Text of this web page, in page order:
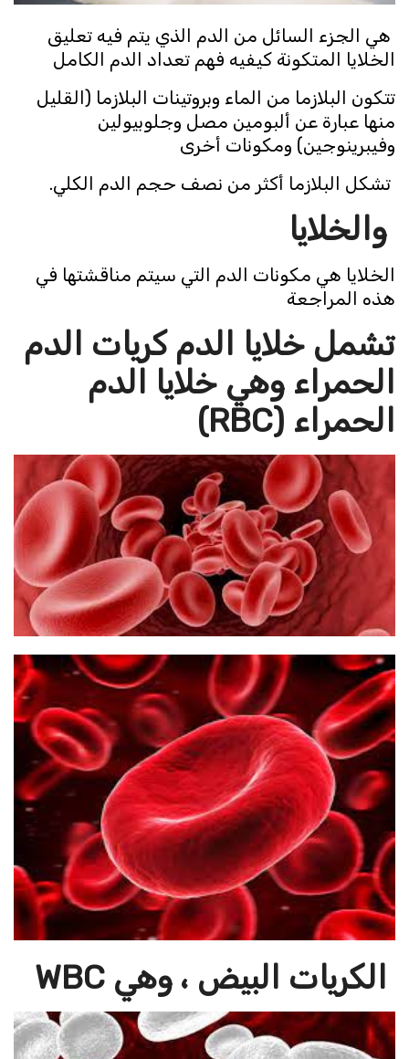
هي الجزء السائل من الدم الذي يتم فيه تعليق
الخلايا المتكونة كيفيه فهم تعداد الدم الكامل
تتكون البلازما من الماء وبروتينات البلازما (القليل
منها عبارة عن ألبومين مصل وجلوبيولين
وفيبرينوجين) ومكونات أخرى
تشكل البلازما أكثر من نصف حجم الدم الكلي.
والخلايا
الخلايا هي مكونات الدم التي سيتم مناقشتها في
هذه المراجعة
تشمل خلايا الدم كريات الدم
الحمراءوهي خلايا الدم
الحمراء (RBC)
الكريات البيض ، وهي WBC